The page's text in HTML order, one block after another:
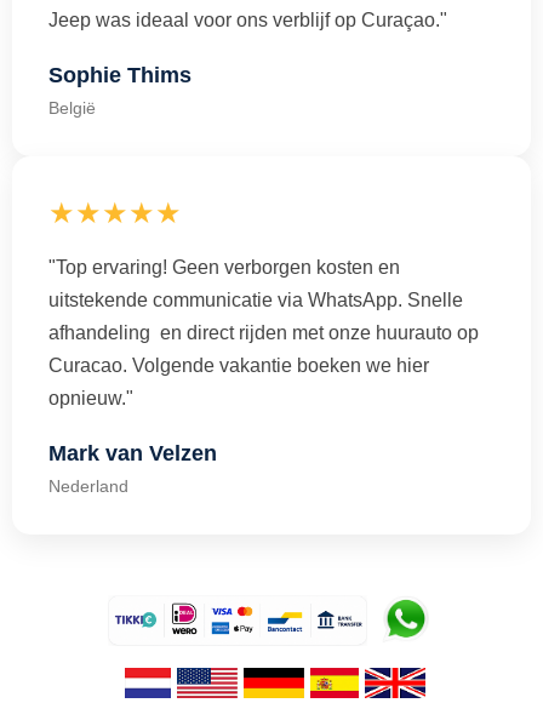
Jeep was ideaal voor ons verblijf op Curaçao."
Sophie Thims
België
★★★★★
"Top ervaring! Geen verborgen kosten en
uitstekende communicatie via WhatsApp. Snelle
afhandeling en direct rijden met onze huurauto op
Curacao. Volgende vakantie boeken we hier
opnieuw."
Mark van Velzen
Nederland